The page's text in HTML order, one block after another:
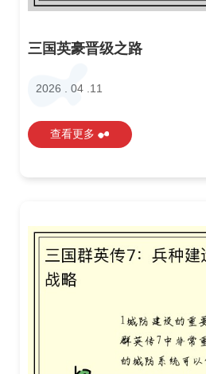
三国英豪晋级之路
2026 . 04 .11
查看更多